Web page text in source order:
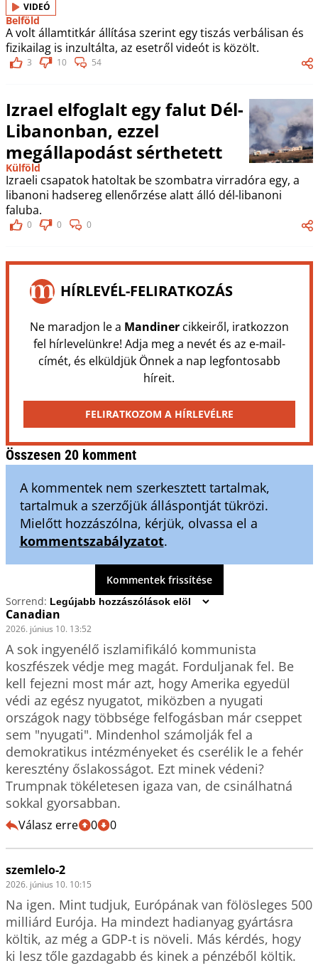
VIDEÓ
Belföld
A volt államtitkár állítása szerint egy tiszás verbálisan és
fizikailag is inzultálta, az esetről videót is közölt.
3 10 54
Izrael elfoglalt egy falut Dél-
Libanonban, ezzel
megállapodást sérthetett
Külföld
Izraeli csapatok hatoltak be szombatra virradóra egy, a
libanoni hadsereg ellenőrzése alatt álló dél-libanoni
faluba.
0 0 0
HÍRLEVÉL-FELIRATKOZÁS
Ne maradjon le a Mandinercikkeiről, iratkozzon
fel hírlevelünkre! Adja meg a nevét és az e-mail-
címét, és elküldjük Önnek a nap legfontosabb
híreit.
FELIRATKOZOM A HÍRLEVÉLRE
Összesen 20 komment
A kommentek nem szerkesztett tartalmak,
tartalmuk a szerzőjük álláspontját tükrözi.
Mielőtt hozzászólna, kérjük, olvassa el a
kommentszabályzatot.
Kommentek frissítése
Sorrend:
Canadian
2026. június 10. 13:52
A sok ingyenélő iszlamifikáló kommunista
koszfészek védje meg magát. Forduljanak fel. Be
kell fejezni most már azt, hogy Amerika egyedül
védi az egész nyugatot, miközben a nyugati
országok nagy többsége felfogásban már cseppet
sem "nyugati". Mindenhol számolják fel a
demokratikus intézményeket és cserélik le a fehér
keresztény őslakosságot. Ezt minek védeni?
Trumpnak tökéletesen igaza van, de csinálhatná
sokkal gyorsabban.
Válasz erre 0 0
szemlelo-2
2026. június 10. 10:15
Na igen. Mint tudjuk, Európának van fölösleges 500
milliárd Eurója. Ha mindezt hadianyag gyártásra
költik, az még a GDP-t is növeli. Más kérdés, hogy
ki lesz tőle gazdagabb és kinek a pénzéből költik.